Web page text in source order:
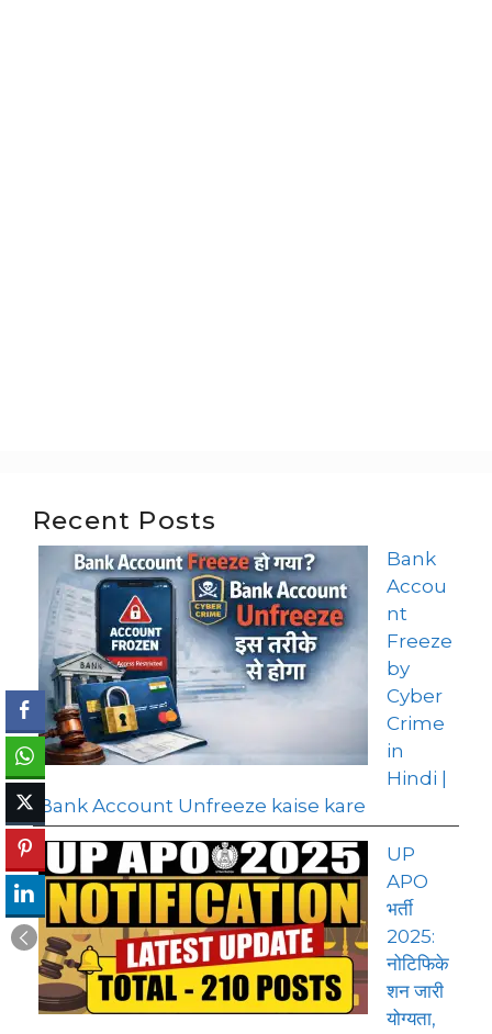
Recent Posts
Bank
Accou
nt
Freeze
by
Cyber
Crime
in
Hindi |
Bank Account Unfreeze kaise kare
UP
APO
भर्ती
2025:
नोटिफिके
शन जारी
योग्यता,